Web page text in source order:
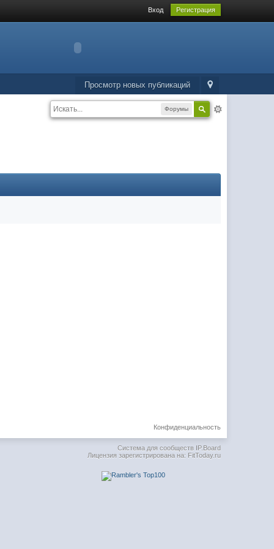
Вход Регистрация
Просмотр новых публикаций
Форумы
Конфиденциальность
Система для сообществ IP.Board
Лицензия зарегистрирована на: FitToday.ru